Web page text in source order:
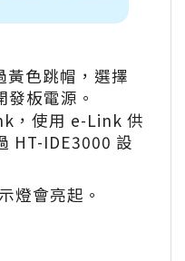
黃色跳帽，選擇
發板電源。
，使用 e-Link 供
HT-IDE3000 設
燈會亮起。